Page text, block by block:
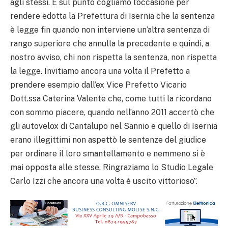
agli stessi. E sul punto cogliamo l’occasione per
rendere edotta la Prefettura di Isernia che la sentenza
è legge fin quando non interviene un’altra sentenza di
rango superiore che annulla la precedente e quindi, a
nostro avviso, chi non rispetta la sentenza, non rispetta
la legge. Invitiamo ancora una volta il Prefetto a
prendere esempio dall’ex Vice Prefetto Vicario
Dott.ssa Caterina Valente che, come tutti la ricordano
con sommo piacere, quando nell’anno 2011 accertò che
gli autovelox di Cantalupo nel Sannio e quello di Isernia
erano illegittimi non aspettò le sentenze del giudice
per ordinare il loro smantellamento e nemmeno si è
mai opposta alle stesse. Ringraziamo lo Studio Legale
Carlo Izzi che ancora una volta è uscito vittorioso”.